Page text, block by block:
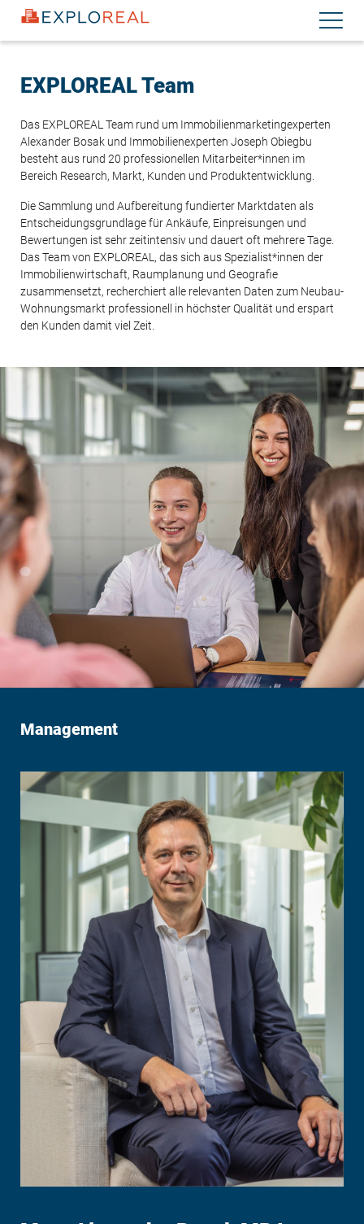
Direkt
zum
Inhalt
EXPLOREAL Team
Das EXPLOREAL Team rund um Immobilienmarketingexperten
Alexander Bosak und Immobilienexperten Joseph Obiegbu
besteht aus rund 20 professionellen Mitarbeiter*innen im
Bereich Research, Markt, Kunden und Produktentwicklung.
Die Sammlung und Aufbereitung fundierter Marktdaten als
Entscheidungsgrundlage für Ankäufe, Einpreisungen und
Bewertungen ist sehr zeitintensiv und dauert oft mehrere Tage.
Das Team von EXPLOREAL, das sich aus Spezialist*innen der
Immobilienwirtschaft, Raumplanung und Geografie
zusammensetzt, recherchiert alle relevanten Daten zum Neubau-
Wohnungsmarkt professionell in höchster Qualität und erspart
den Kunden damit viel Zeit.
Management